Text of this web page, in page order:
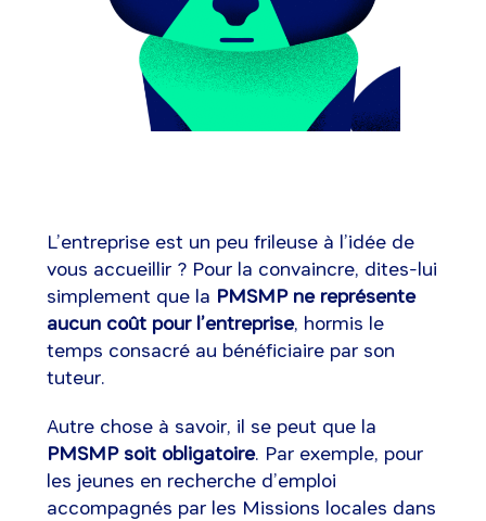
L’entreprise est un peu frileuse à l’idée de
vous accueillir ? Pour la convaincre, dites-lui
simplement que la PMSMP ne représente
aucun coût pour l’entreprise, hormis le
temps consacré au bénéficiaire par son
tuteur.
Autre chose à savoir, il se peut que la
PMSMP soit obligatoire. Par exemple, pour
les jeunes en recherche d’emploi
accompagnés par les Missions locales dans